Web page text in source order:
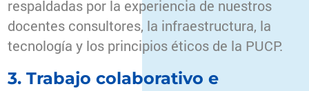
respaldadas por la experiencia de nuestros
docentes consultores, la infraestructura, la
tecnología y los principios éticos de la PUCP.
3. Trabajo colaborativo e